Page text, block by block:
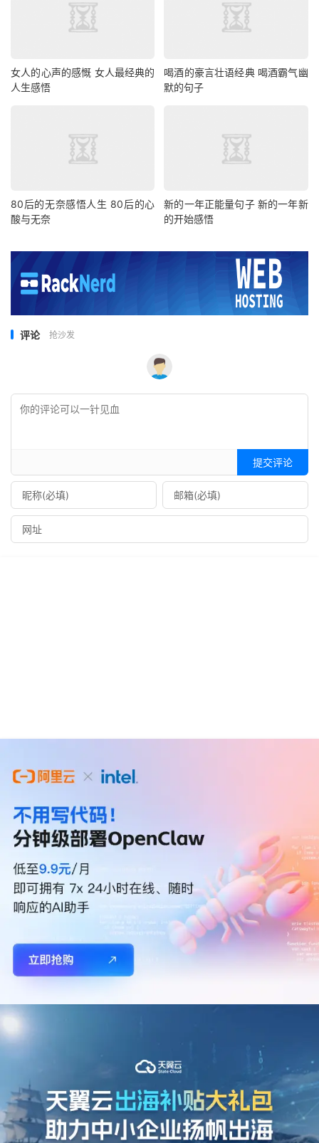
女人的心声的感慨 女人最经典的
人生感悟
喝酒的豪言壮语经典 喝酒霸气幽
默的句子
80后的无奈感悟人生 80后的心
酸与无奈
新的一年正能量句子 新的一年新
的开始感悟
评论 抢沙发
提交评论